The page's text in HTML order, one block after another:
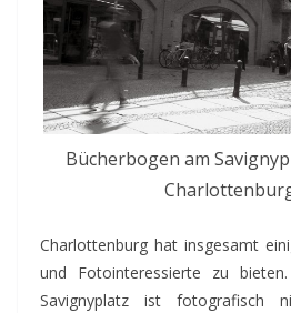
Bücherbogen am
Charlottenburg hat insgesamt
und Fotointeressierte zu
Savignyplatz ist